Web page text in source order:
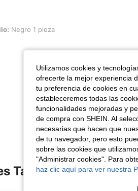
1 pieza
Negro 1 pieza
Ver Más Reseñas
También Vieron
Utilizamos cookies y
ofrecerte la mejor experiencia
tu preferencia de cookies en
estableceremos todas las
funcionalidades mejoradas y
de compra con SHEIN. Al
necesarias que hacen que
de tu navegador, pero esto
sobre las cookies que
"Administrar cookies". Para
haz clic aquí para ver nuestra